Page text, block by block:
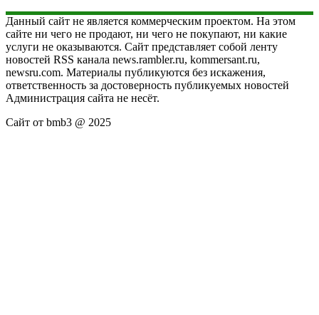
Данный сайт не является коммерческим проектом. На этом
сайте ни чего не продают, ни чего не покупают, ни какие
услуги не оказываются. Сайт представляет собой ленту
новостей RSS канала news.rambler.ru, kommersant.ru,
newsru.com. Материалы публикуются без искажения,
ответственность за достоверность публикуемых новостей
Администрация сайта не несёт.
Сайт от bmb3 @ 2025